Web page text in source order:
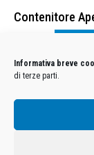
Informativa breve
di terze parti.
Euro 12.500.000 i.v. -